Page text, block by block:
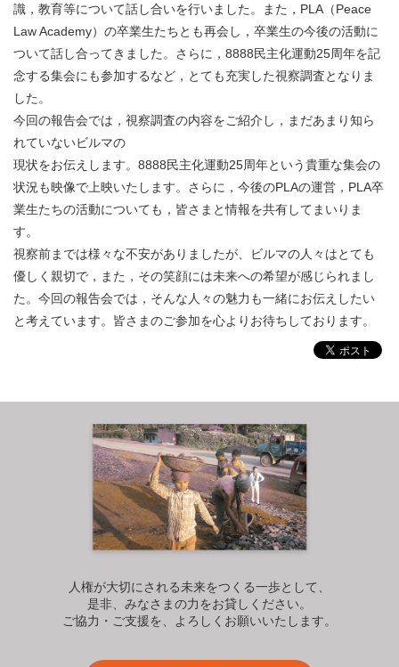
識，教育等について話し合いを行いました。また，PLA（Peace
Law Academy）の卒業生たちとも再会し，卒業生の今後の活動に
ついて話し合ってきました。さらに，8888民主化運動25周年を記
念する集会にも参加するなど，とても充実した視察調査となりま
した。
今回の報告会では，視察調査の内容をご紹介し，まだあまり知ら
れていないビルマの
現状をお伝えします。8888民主化運動25周年という貴重な集会の
状況も映像で上映いたします。さらに，今後のPLAの運営，PLA卒
業生たちの活動についても，皆さまと情報を共有してまいりま
す。
視察前までは様々な不安がありましたが、ビルマの人々はとても
優しく親切で，また，その笑顔には未来への希望が感じられまし
た。今回の報告会では，そんな人々の魅力も一緒にお伝えしたい
と考えています。皆さまのご参加を心よりお待ちしております。
人権が大切にされる未来をつくる一歩として、
是非、みなさまの力をお貸しください。
ご協力・ご支援を、よろしくお願いいたします。